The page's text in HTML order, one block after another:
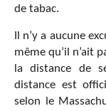
de tabac.
Il n’y a aucune
même qu’il n’ait
la distance de
distance est
selon le